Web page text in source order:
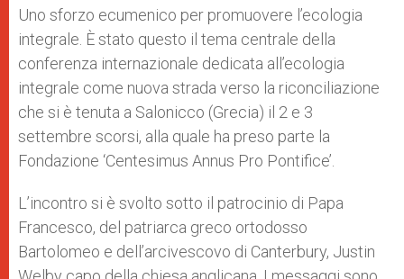
p
p
g
e
o
k
r
Uno sforzo ecumenico per promuovere l’ecologia
integrale. È stato questo il tema centrale della
conferenza internazionale dedicata all’ecologia
integrale come nuova strada verso la riconciliazione
che si è tenuta a Salonicco (Grecia) il 2 e 3
settembre scorsi, alla quale ha preso parte la
Fondazione ‘Centesimus Annus Pro Pontifice’.
L’incontro si è svolto sotto il patrocinio di Papa
Francesco, del patriarca greco ortodosso
Bartolomeo e dell’arcivescovo di Canterbury, Justin